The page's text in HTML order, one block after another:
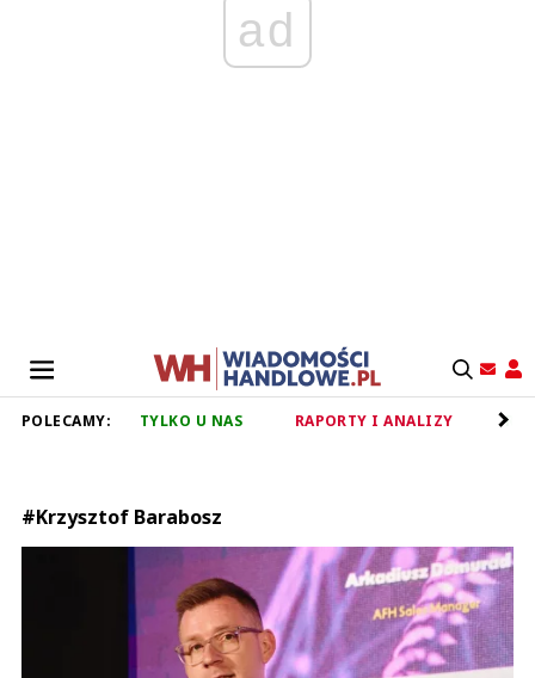
ad
POLECAMY: TYLKO U NAS RAPORTY I ANALIZY
#Krzysztof Barabosz